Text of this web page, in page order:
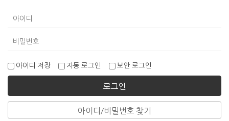
아이디 저장 자동 로그인 보안 로그인
로그인
아이디/비밀번호 찾기